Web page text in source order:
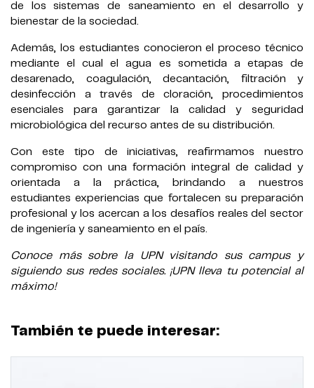
de los sistemas de saneamiento en el desarrollo y
bienestar de la sociedad.
Además, los estudiantes conocieron el proceso técnico
mediante el cual el agua es sometida a etapas de
desarenado, coagulación, decantación, filtración y
desinfección a través de cloración, procedimientos
esenciales para garantizar la calidad y seguridad
microbiológica del recurso antes de su distribución.
Con este tipo de iniciativas, reafirmamos nuestro
compromiso con una formación integral de calidad y
orientada a la práctica, brindando a nuestros
estudiantes experiencias que fortalecen su preparación
profesional y los acercan a los desafíos reales del sector
de ingeniería y saneamiento en el país.
Conoce más sobre la UPN visitando sus campus y
siguiendo sus redes sociales. ¡UPN lleva tu potencial al
máximo!
También te puede interesar: